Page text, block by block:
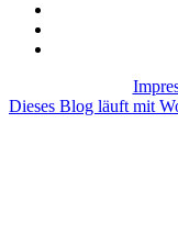
Dieses Blog läuft mit